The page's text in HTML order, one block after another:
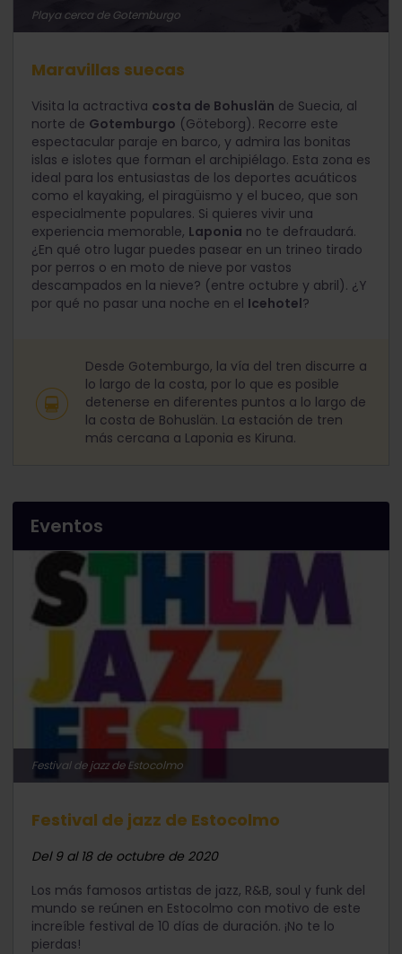
Playa cerca de Gotemburgo
Maravillas suecas
Visita la actractiva costa de Bohuslän de Suecia, al
norte de Gotemburgo (Göteborg). Recorre este
espectacular paraje en barco, y admira las bonitas
islas e islotes que forman el archipiélago. Esta zona es
ideal para los entusiastas de los deportes acuáticos
como el kayaking, el piragüismo y el buceo, que son
especialmente populares. Si quieres vivir una
experiencia memorable, Laponia no te defraudará.
¿En qué otro lugar puedes pasear en un trineo tirado
por perros o en moto de nieve por vastos
descampados en la nieve? (entre octubre y abril). ¿Y
por qué no pasar una noche en el Icehotel?
Desde Gotemburgo, la vía del tren discurre a
lo largo de la costa, por lo que es posible
detenerse en diferentes puntos a lo largo de
la costa de Bohuslän. La estación de tren
más cercana a Laponia es Kiruna.
Eventos
Festival de jazz de Estocolmo
Festival de jazz de Estocolmo
Del 9 al 18 de octubre de 2020
Los más famosos artistas de jazz, R&B, soul y funk del
mundo se reúnen en Estocolmo con motivo de este
increíble festival de 10 días de duración. ¡No te lo
pierdas!